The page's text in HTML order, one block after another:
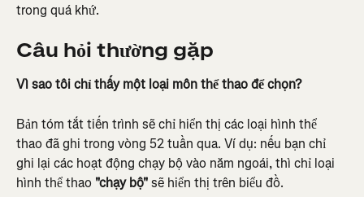
trong quá khứ.
Câu hỏi thường gặp
Vì sao tôi chỉ thấy một loại môn thể thao để chọn?
Bản tóm tắt tiến trình sẽ chỉ hiển thị các loại hình thể
thao đã ghi trong vòng 52 tuần qua. Ví dụ: nếu bạn chỉ
ghi lại các hoạt động chạy bộ vào năm ngoái, thì chỉ loại
hình thể thao "chạy bộ" sẽ hiển thị trên biểu đồ.